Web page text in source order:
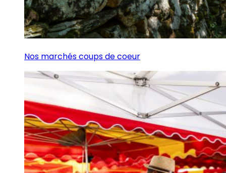
Nos marchés coups de coeur